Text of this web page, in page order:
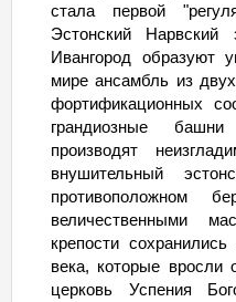
стала первой
Эстонский Нарвский
Ивангород образуют
мире ансамбль из
фортификационных
грандиозные башни
производят
внушительный
противоположном
величественными
крепости
века, которые
церковь Успения